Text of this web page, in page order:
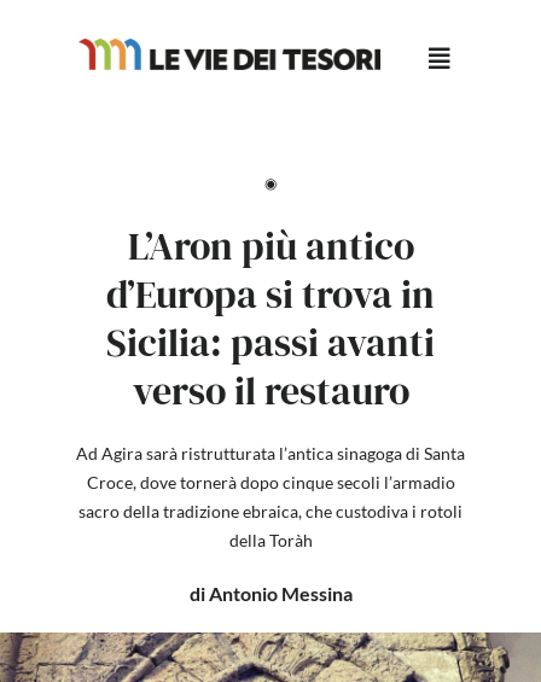
◉
L’Aron più antico
d’Europa si trova in
Sicilia: passi avanti
verso il restauro
Ad Agira sarà ristrutturata l’antica sinagoga di Santa
Croce, dove tornerà dopo cinque secoli l’armadio
sacro della tradizione ebraica, che custodiva i rotoli
della Toràh
di Antonio Messina